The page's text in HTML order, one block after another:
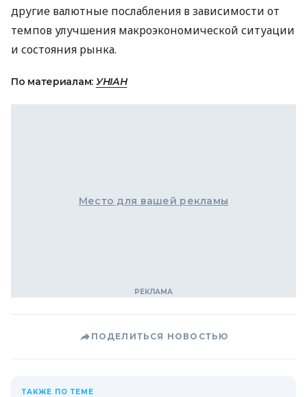
другие валютные послабления в зависимости от
темпов улучшения макроэкономической ситуации
и состояния рынка.
По материалам: УНІАН
Место для вашей рекламы
ПОДЕЛИТЬСЯ НОВОСТЬЮ
ТАКЖЕ ПО ТЕМЕ